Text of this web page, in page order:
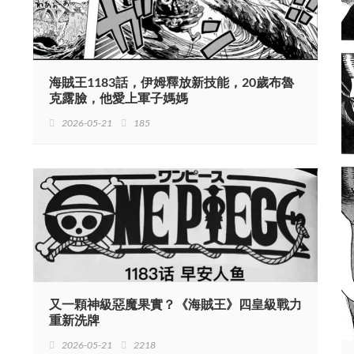
海賊王1183話，伊姆釋放新技能，20歲布魯
克露臉，他愛上軍子媽媽
2026-05-21 185
又一顆神級惡魔果實？《海賊王》四皇級戰力
重新洗牌
2026-05-21 2218